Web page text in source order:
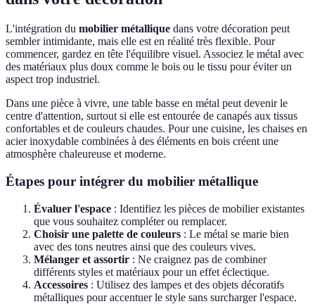
L'intégration du mobilier métallique dans votre décoration peut
sembler intimidante, mais elle est en réalité très flexible. Pour
commencer, gardez en tête l'équilibre visuel. Associez le métal avec
des matériaux plus doux comme le bois ou le tissu pour éviter un
aspect trop industriel.
Dans une pièce à vivre, une table basse en métal peut devenir le
centre d'attention, surtout si elle est entourée de canapés aux tissus
confortables et de couleurs chaudes. Pour une cuisine, les chaises en
acier inoxydable combinées à des éléments en bois créent une
atmosphère chaleureuse et moderne.
Étapes pour intégrer du mobilier métallique
Évaluer l'espace : Identifiez les pièces de mobilier existantes
que vous souhaitez compléter ou remplacer.
Choisir une palette de couleurs : Le métal se marie bien
avec des tons neutres ainsi que des couleurs vives.
Mélanger et assortir : Ne craignez pas de combiner
différents styles et matériaux pour un effet éclectique.
Accessoires : Utilisez des lampes et des objets décoratifs
métalliques pour accentuer le style sans surcharger l'espace.